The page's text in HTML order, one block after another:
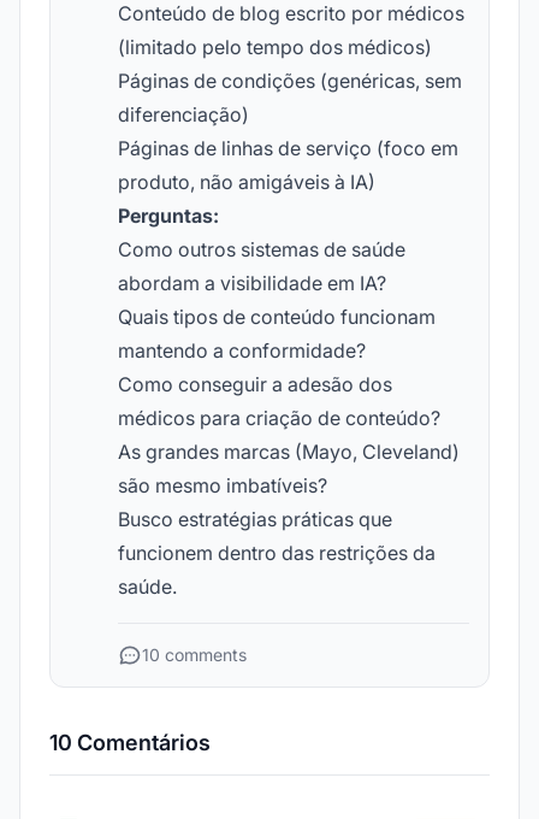
Conteúdo de blog escrito por médicos
(limitado pelo tempo dos médicos)
Páginas de condições (genéricas, sem
diferenciação)
Páginas de linhas de serviço (foco em
produto, não amigáveis à IA)
Perguntas:
Como outros sistemas de saúde
abordam a visibilidade em IA?
Quais tipos de conteúdo funcionam
mantendo a conformidade?
Como conseguir a adesão dos
médicos para criação de conteúdo?
As grandes marcas (Mayo, Cleveland)
são mesmo imbatíveis?
Busco estratégias práticas que
funcionem dentro das restrições da
saúde.
10 comments
10 Comentários